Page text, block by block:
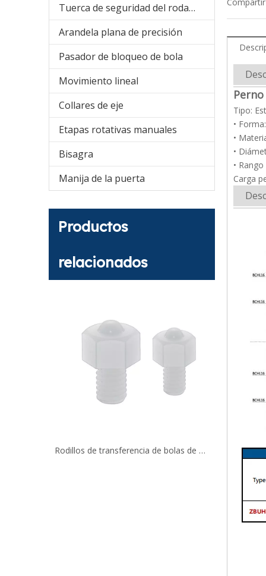
Tuerca de seguridad del rodamiento
Arandela plana de precisión
Pasador de bloqueo de bola
Movimiento lineal
Collares de eje
Etapas rotativas manuales
Bisagra
Manija de la puerta
Productos
relacionados
Rodillos de transferencia de bolas de plástico a presión BCHJJ BCHJP
Tipo:
•
•
•
•
Carga